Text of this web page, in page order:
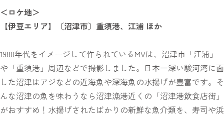
＜ロケ地＞
【伊豆エリア】〔沼津市〕重須港、江浦 ほか
1980年代をイメージして作られているMVは、沼津市「江浦」
や「重須港」周辺などで撮影しました。日本一深い駿河湾に面
した沼津はアジなどの近海魚や深海魚の水揚げが豊富です。そ
んな沼津の魚を味わうなら沼津漁港近くの「沼津港飲食店街」
がおすすめ！水揚げされたばかりの新鮮な魚介類を、寿司や浜